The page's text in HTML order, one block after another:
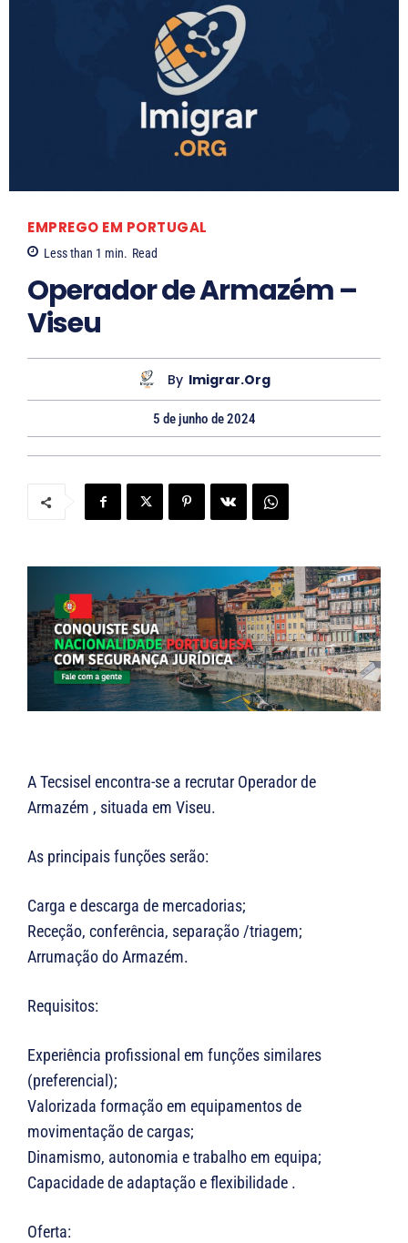
EMPREGO EM PORTUGAL
Less than 1 min. Read
Operador de Armazém –
Viseu
By Imigrar.org
5 de junho de 2024
A Tecsisel encontra-se a recrutar Operador de
Armazém , situada em Viseu.
As principais funções serão:
Carga e descarga de mercadorias;
Receção, conferência, separação /triagem;
Arrumação do Armazém.
Requisitos:
Experiência profissional em funções similares
(preferencial);
Valorizada formação em equipamentos de
movimentação de cargas;
Dinamismo, autonomia e trabalho em equipa;
Capacidade de adaptação e flexibilidade .
Oferta: